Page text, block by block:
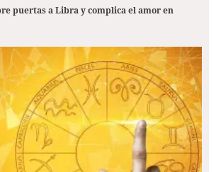
puertas a Libra y complica el amor en